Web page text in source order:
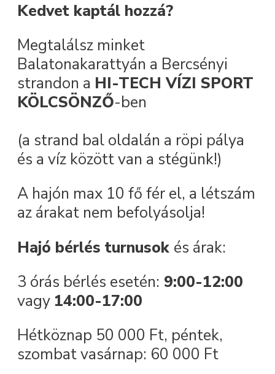
Kedvet kaptál hozzá?
Megtalálsz minket
Balatonakarattyán a Bercsényi
strandon a HI-TECH VÍZI SPORT
KÖLCSÖNZŐ-ben
(a strand bal oldalán a röpi pálya
és a víz között van a stégünk!)
A hajón max 10 fő fér el, a létszám
az árakat nem befolyásolja!
Hajó bérlés turnusok és árak:
3 órás bérlés esetén: 9:00-12:00
vagy 14:00-17:00
Hétköznap 50 000 Ft, péntek,
szombat vasárnap: 60 000 Ft